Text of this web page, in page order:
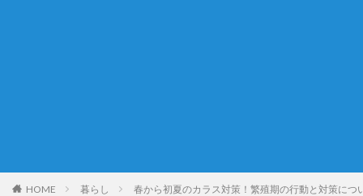
HOME 暮らし 春から初夏のカラス対策！繁殖期の行動と対策につ